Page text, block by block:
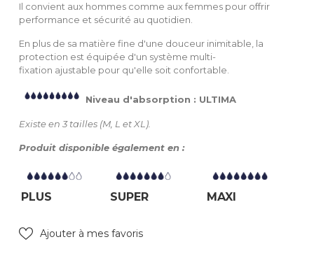
Il convient aux hommes comme aux femmes pour offrir
performance et sécurité au quotidien.
En plus de sa matière fine d'une douceur inimitable, la
protection est équipée d'un système multi-
fixation ajustable pour qu'elle soit confortable.
Niveau d'absorption : ULTIMA
Existe en 3 tailles (M, L et XL).
Produit disponible également en :
PLUS SUPER MAXI
Ajouter à mes favoris